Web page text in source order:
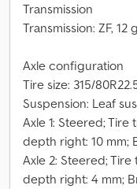
Transmission
Transmission: ZF, 12
Axle configuration
Tire size: 315/
Suspension: Leaf
Axle 1: Steered;
depth right: 10 mm;
Axle 2: Steered;
depth right: 4 mm;